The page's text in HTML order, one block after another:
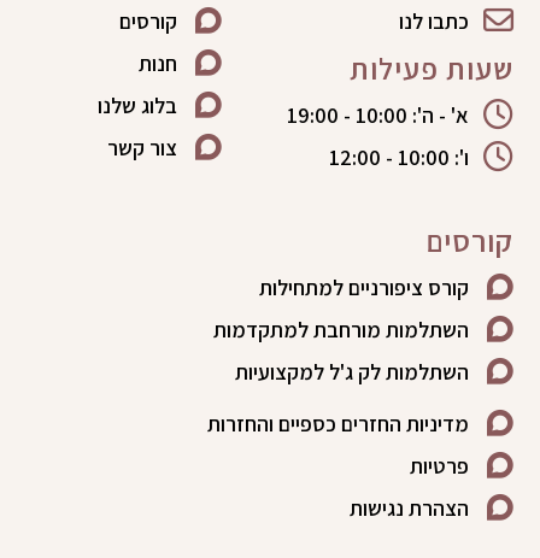
כתבו לנו
שעות פעילות
א' - ה': 10:00 - 19:00
ו': 10:00 - 12:00
קורסים
חנות
בלוג שלנו
צור קשר
קורסים
קורס ציפורניים למתחילות
השתלמות מורחבת למתקדמות
השתלמות לק ג'ל למקצועיות
מדיניות החזרים כספיים והחזרות
פרטיות
הצהרת נגישות